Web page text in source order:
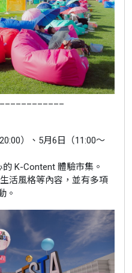
）、5月6日（11:00～
的 K-Content 體驗市集。
活風格等內容，並有多項
。